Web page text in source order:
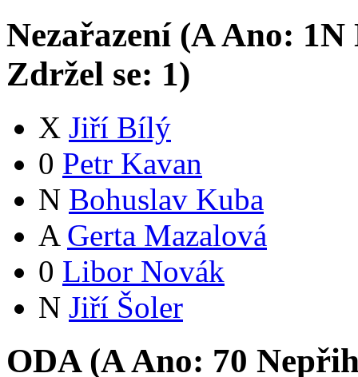
Nezařazení (AAno: 1N
Zdržel se: 1)
X Jiří Bílý
0 Petr Kavan
N Bohuslav Kuba
A Gerta Mazalová
0 Libor Novák
N Jiří Šoler
ODA (AAno: 70